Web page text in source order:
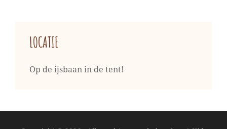
LOCATIE
Op de ijsbaan in de tent!